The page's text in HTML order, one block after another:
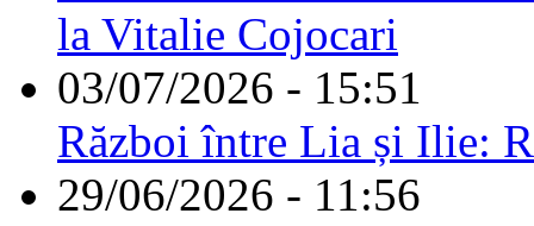
la Vitalie Cojocari
03/07/2026 - 15:51
Război între Lia și Ilie:
29/06/2026 - 11:56